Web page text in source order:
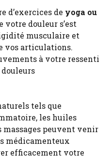
d’exercices de yoga ou
votre douleur s’est
musculaire et
vos articulations.
à votre ressenti
douleurs
tels que
les huiles
massages peuvent venir
médicamenteux
efficacement votre